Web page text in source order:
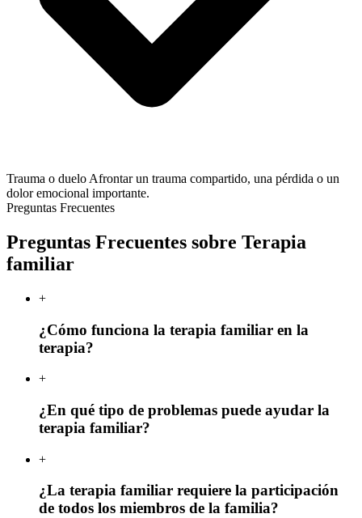
Trauma o duelo Afrontar un trauma compartido, una pérdida o un
dolor emocional importante.
Preguntas Frecuentes
Preguntas Frecuentes sobre Terapia
familiar
+
¿Cómo funciona la terapia familiar en la
terapia?
+
¿En qué tipo de problemas puede ayudar la
terapia familiar?
+
¿La terapia familiar requiere la participación
de todos los miembros de la familia?